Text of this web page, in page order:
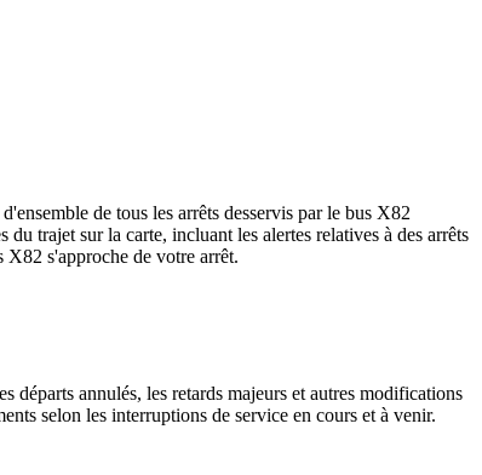
de tous les arrêts desservis par le bus X82
du trajet sur la carte, incluant les alertes relatives à des arrêts
X82 s'approche de votre arrêt.
annulés, les retards majeurs et autres modifications
selon les interruptions de service en cours et à venir.